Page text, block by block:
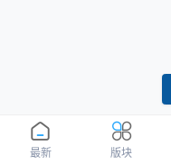
最新 版块